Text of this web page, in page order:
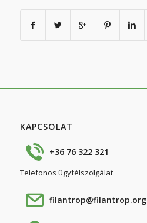
KAPCSOLAT
+36 76 322 321
Telefonos ügyfélszolgálat
filantrop@filantrop.org